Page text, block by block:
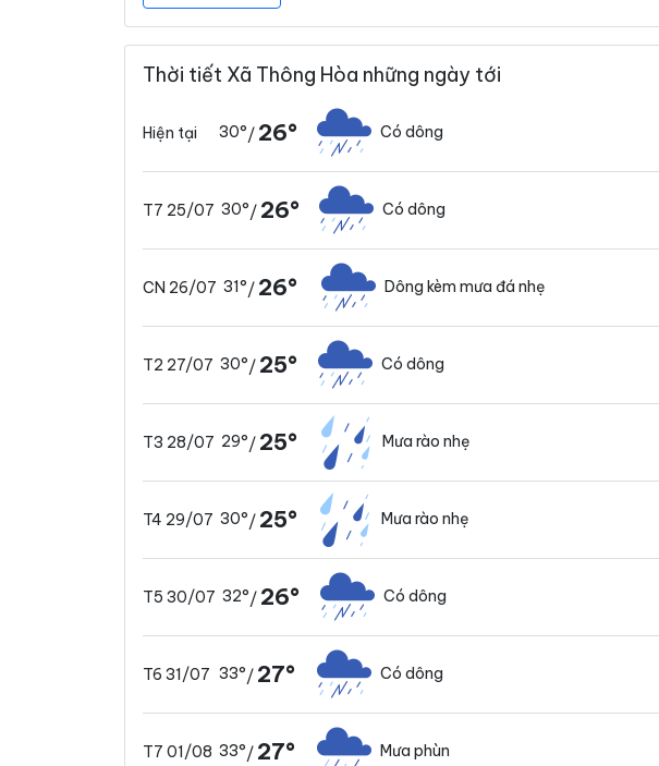
Thời tiết Xã Thông Hòa những ngày tới
Hiện tại 30°/ 26° Có dông
T7 25/07 30°/ 26° Có dông
CN 26/07 31°/ 26° Dông kèm mưa đá nhẹ
T2 27/07 30°/ 25° Có dông
T3 28/07 29°/ 25° Mưa rào nhẹ
T4 29/07 30°/ 25° Mưa rào nhẹ
T5 30/07 32°/ 26° Có dông
T6 31/07 33°/ 27° Có dông
T7 01/08 33°/ 27° Mưa phùn